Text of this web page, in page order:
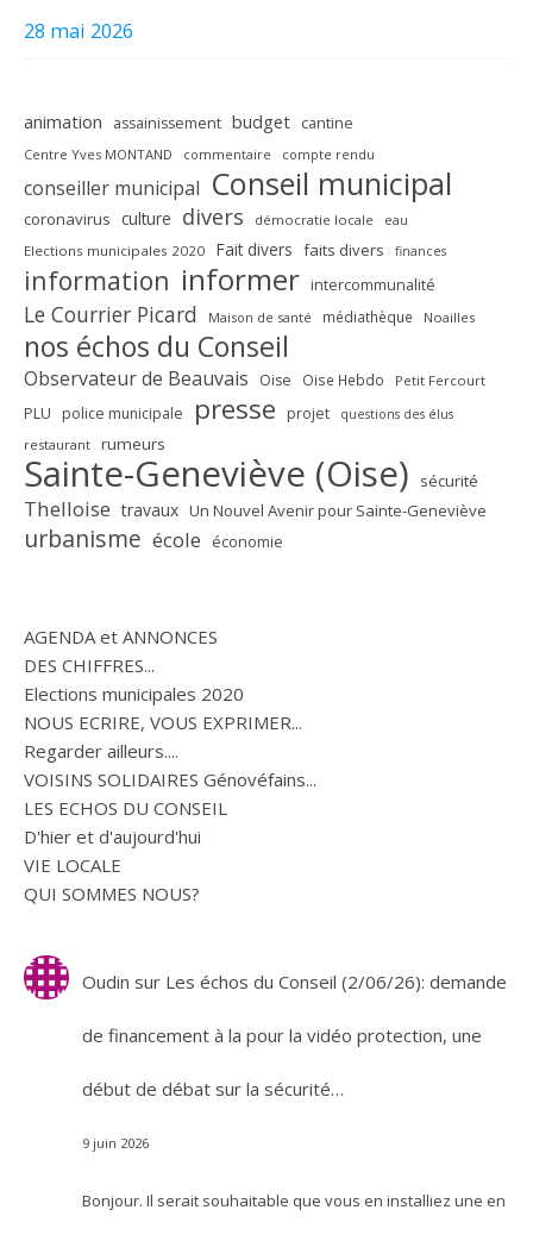
28 mai 2026
animation assainissement budget cantine
Centre Yves MONTAND commentaire compte rendu
conseiller municipal Conseil municipal
coronavirus culture divers démocratie locale eau
Elections municipales 2020 Fait divers faits divers finances
information informer intercommunalité
Le Courrier Picard Maison de santé médiathèque Noailles
nos échos du Conseil
Observateur de Beauvais Oise Oise Hebdo Petit Fercourt
PLU police municipale presse projet questions des élus
restaurant rumeurs
Sainte-Geneviève (Oise) sécurité
Thelloise travaux Un Nouvel Avenir pour Sainte-Geneviève
urbanisme école économie
AGENDA et ANNONCES
DES CHIFFRES...
Elections municipales 2020
NOUS ECRIRE, VOUS EXPRIMER...
Regarder ailleurs....
VOISINS SOLIDAIRES Génovéfains...
LES ECHOS DU CONSEIL
D'hier et d'aujourd'hui
VIE LOCALE
QUI SOMMES NOUS?
Oudin sur Les échos du Conseil (2/06/26): demande
de financement à la pour la vidéo protection, une
début de débat sur la sécurité…
9 juin 2026
Bonjour. Il serait souhaitable que vous en installiez une en